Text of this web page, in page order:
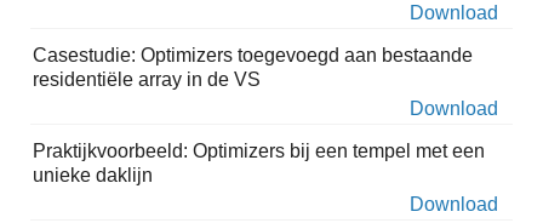
Download
Casestudie: Optimizers toegevoegd aan bestaande
residentiële array in de VS
Download
Praktijkvoorbeeld: Optimizers bij een tempel met een
unieke daklijn
Download